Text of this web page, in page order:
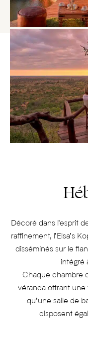
Décoré dans l’esprit
raffinement, l’Elsa’s
disséminés sur le
intégré
Chaque chambre
véranda offrant une
qu’une salle de
disposent